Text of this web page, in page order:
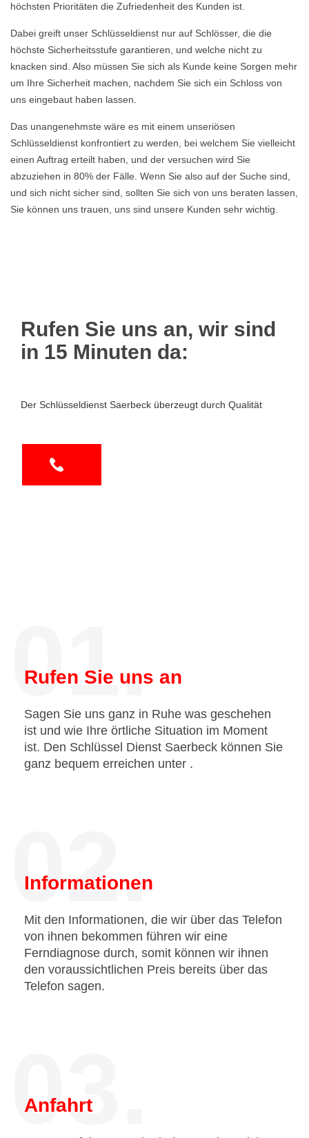
höchsten Prioritäten die Zufriedenheit des Kunden ist.
Dabei greift unser Schlüsseldienst nur auf Schlösser, die die
höchste Sicherheitsstufe garantieren, und welche nicht zu
knacken sind. Also müssen Sie sich als Kunde keine Sorgen mehr
um Ihre Sicherheit machen, nachdem Sie sich ein Schloss von
uns eingebaut haben lassen.
Das unangenehmste wäre es mit einem unseriösen
Schlüsseldienst konfrontiert zu werden, bei welchem Sie vielleicht
einen Auftrag erteilt haben, und der versuchen wird Sie
abzuziehen in 80% der Fälle. Wenn Sie also auf der Suche sind,
und sich nicht sicher sind, sollten Sie sich von uns beraten lassen,
Sie können uns trauen, uns sind unsere Kunden sehr wichtig.
Rufen Sie uns an, wir sind
in 15 Minuten da:
Der Schlüsseldienst Saerbeck überzeugt durch Qualität
01.
Rufen Sie uns an
Sagen Sie uns ganz in Ruhe was geschehen
ist und wie Ihre örtliche Situation im Moment
ist. Den Schlüssel Dienst Saerbeck können Sie
ganz bequem erreichen unter .
02.
Informationen
Mit den Informationen, die wir über das Telefon
von ihnen bekommen führen wir eine
Ferndiagnose durch, somit können wir ihnen
den voraussichtlichen Preis bereits über das
Telefon sagen.
03.
Anfahrt